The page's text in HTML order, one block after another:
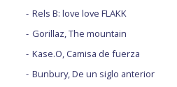
Rels B: love love FLAKK
Gorillaz, The mountain
Kase.O, Camisa de fuerza
Bunbury, De un siglo anterior